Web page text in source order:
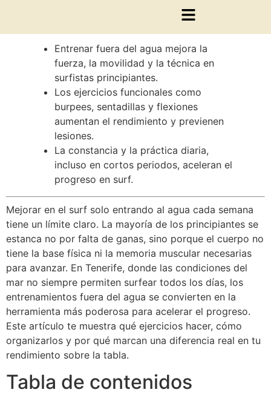
Entrenar fuera del agua mejora la
fuerza, la movilidad y la técnica en
surfistas principiantes.
Los ejercicios funcionales como
burpees, sentadillas y flexiones
aumentan el rendimiento y previenen
lesiones.
La constancia y la práctica diaria,
incluso en cortos periodos, aceleran el
progreso en surf.
Mejorar en el surf solo entrando al agua cada semana
tiene un límite claro. La mayoría de los principiantes se
estanca no por falta de ganas, sino porque el cuerpo no
tiene la base física ni la memoria muscular necesarias
para avanzar. En Tenerife, donde las condiciones del
mar no siempre permiten surfear todos los días, los
entrenamientos fuera del agua se convierten en la
herramienta más poderosa para acelerar el progreso.
Este artículo te muestra qué ejercicios hacer, cómo
organizarlos y por qué marcan una diferencia real en tu
rendimiento sobre la tabla.
Tabla de contenidos